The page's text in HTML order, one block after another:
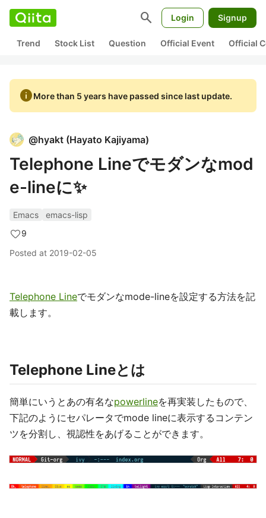
search Login Signup
Trend Stock List Question Official Event Official
infoMore than 5 years have passed since last update.
@hyakt (Hayato Kajiyama)
Telephone Lineでモダンなmod
e-lineに✨
Emacs
emacs-lisp
9
Posted at 2019-02-05
Telephone Lineでモダンなmode-lineを設定する方法を記
載します。
Telephone Lineとは
簡単にいうとあの有名なpowerlineを再実装したもので、
下記のようにセパレータでmode lineに表示するコンテン
ツを分割し、視認性をあげることができます。